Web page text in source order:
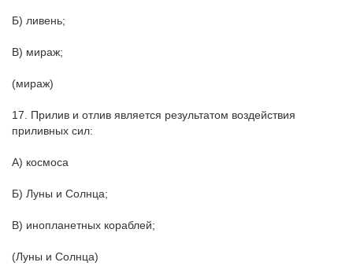
Б) ливень;
В) мираж;
(мираж)
17. Прилив и отлив является результатом воздействия
приливных сил:
А) космоса
Б) Луны и Солнца;
В) инопланетных кораблей;
(Луны и Солнца)